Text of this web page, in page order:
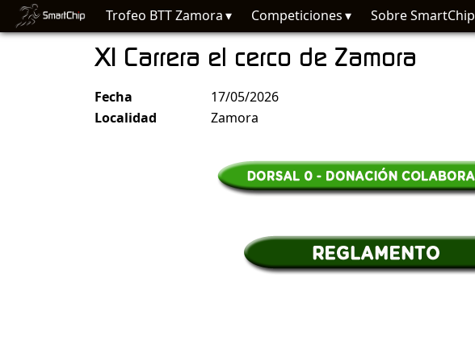
Trofeo BTT Zamora Competiciones Sobre SmartChip
XI Carrera el cerco de Zamora
Fecha
17/05/2026
Localidad
Zamora